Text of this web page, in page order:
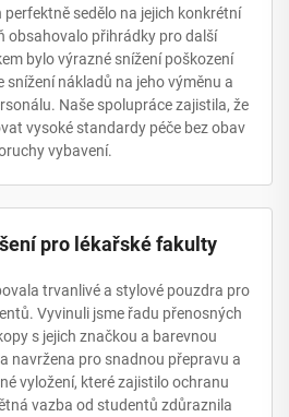
perfektně sedělo na jejich konkrétní
obsahovalo přihrádky pro další
bylo výrazné snížení poškození
snížení nákladů na jeho výměnu a
Naše spolupráce zajistila, že
vysoké standardy péče bez obav
vybavení.
pro lékařské fakulty
trvanlivé a stylové pouzdra pro
Vyvinuli jsme řadu přenosných
s jejich značkou a barevnou
navržena pro snadnou přepravu a
vyložení, které zajistilo ochranu
vazba od studentů zdůraznila